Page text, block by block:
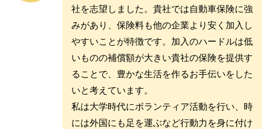
社を志望しました。貴社では自動車保険に強
みがあり、保険料も他の企業より安く加入し
やすいことが特徴です。加入のハードルは低
いものの補償額が大きい貴社の保険を提供す
ることで、豊かな生活を作るお手伝いをした
いと考えています。
私は大学時代にボランティア活動を行い、時
には外国にも足を運ぶなど行動力を身に付け